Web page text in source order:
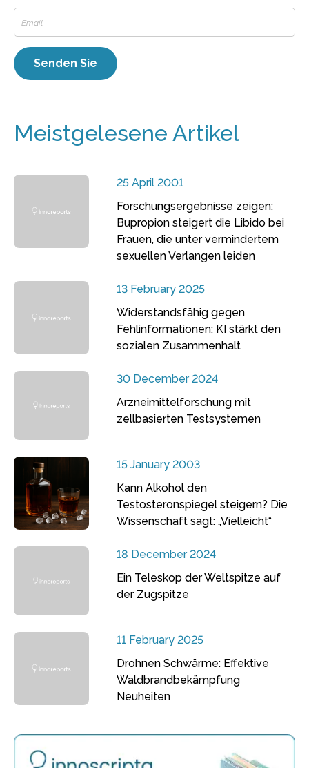
Meistgelesene Artikel
25 April 2001
Forschungsergebnisse zeigen:
Bupropion steigert die Libido bei
Frauen, die unter vermindertem
sexuellen Verlangen leiden
13 February 2025
Widerstandsfähig gegen
Fehlinformationen: KI stärkt den
sozialen Zusammenhalt
30 December 2024
Arzneimittelforschung mit
zellbasierten Testsystemen
15 January 2003
Kann Alkohol den
Testosteronspiegel steigern? Die
Wissenschaft sagt: „Vielleicht“
18 December 2024
Ein Teleskop der Weltspitze auf
der Zugspitze
11 February 2025
Drohnen Schwärme: Effektive
Waldbrandbekämpfung
Neuheiten